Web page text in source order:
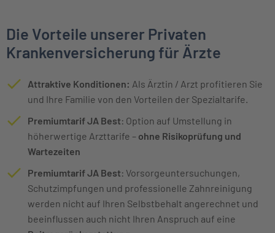
Die Vorteile unserer Privaten
Krankenversicherung für Ärzte
Attraktive Konditionen: Als Ärztin / Arzt profitieren Sie
und Ihre Familie von den Vorteilen der Spezialtarife.
Premiumtarif JA Best: Option auf Umstellung in
höherwertige Arzttarife – ohne Risikoprüfung und
Wartezeiten
Premiumtarif JA Best: Vorsorgeuntersuchungen,
Schutzimpfungen und professionelle Zahnreinigung
werden nicht auf Ihren Selbstbehalt angerechnet und
beeinflussen auch nicht Ihren Anspruch auf eine